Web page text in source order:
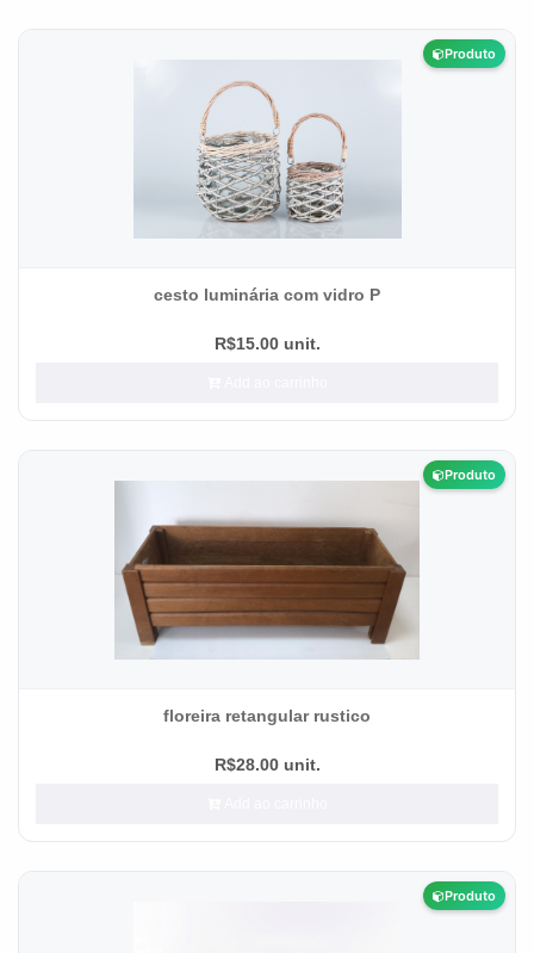
Produto
cesto luminária com vidro P
R$15.00 unit.
Produto
floreira retangular rustico
R$28.00 unit.
Produto